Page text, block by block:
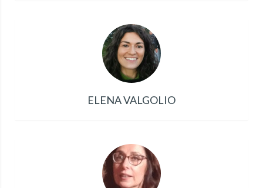
ELENA VALGOLIO